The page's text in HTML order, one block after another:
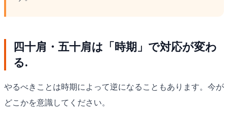
四十肩・五十肩は「時期」で対応が変わ
る.
やるべきことは時期によって逆になることもあります。今が
どこかを意識してください。